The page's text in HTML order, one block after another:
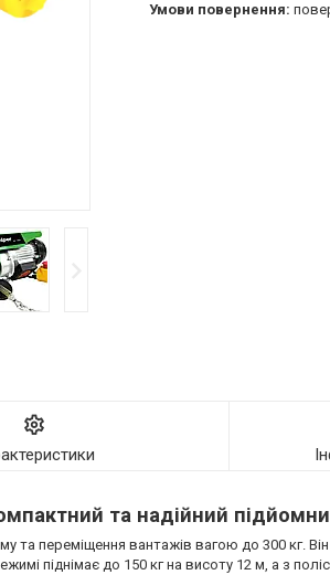
та надійний
та переміщення вантажів вагою до 300 кг.
піднімає до 150 кг на висоту 12 м, а з